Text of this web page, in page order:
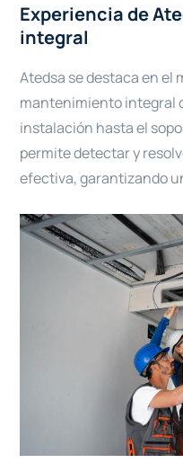
Experiencia de
integral
Atedsa se destaca en el
mantenimiento integral
instalación hasta el
permite detectar y
efectiva, garantizando